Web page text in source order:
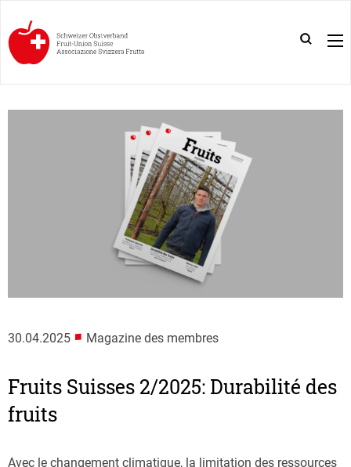
30.04.2025 ■ Magazine des membres
Fruits Suisses 2/2025: Durabilité des
fruits
Avec le changement climatique, la limitation des ressources